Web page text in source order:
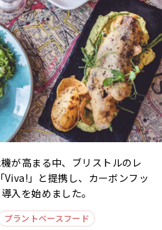
が高まる中、ブリストルのレ
」と提携し、カーボンフッ
入を始めました。
プラントベースフード